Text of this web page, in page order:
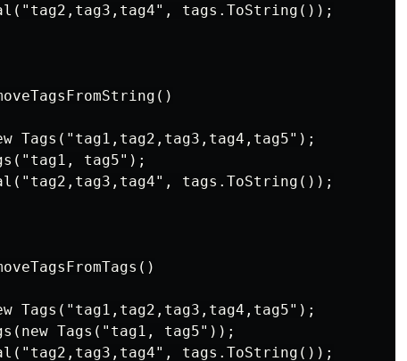
tags.ToString());
Tags("tag1,tag2,tag3,tag4,tag5");
tag5");
tags.ToString());
Tags("tag1,tag2,tag3,tag4,tag5");
Tags("tag1, tag5"));
tags.ToString());